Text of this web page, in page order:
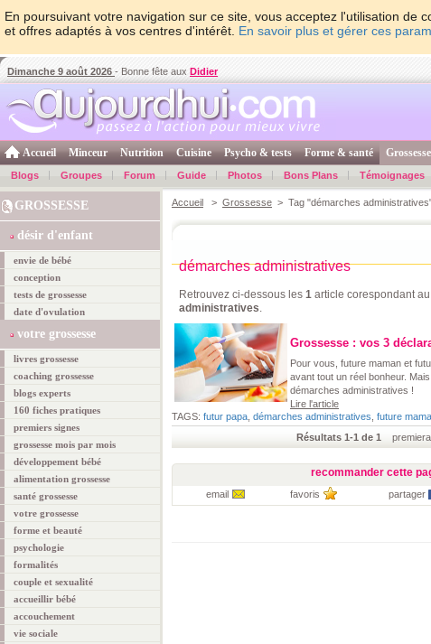
En poursuivant votre navigation sur ce site, vous acceptez l'utilisation de
et offres adaptés à vos centres d'intérêt. En savoir plus et gérer ces
Dimanche 9 août 2026 - Bonne fête aux Didier
Accueil Minceur Nutrition Cuisine Psycho & tests Forme & santé Grossesse
Blogs Groupes Forum Guide Photos Bons Plans Témoignages
GROSSESSE
désir d'enfant
envie de bébé
conception
tests de grossesse
date d'ovulation
votre grossesse
livres grossesse
coaching grossesse
blogs experts
160 fiches pratiques
premiers signes
grossesse mois par mois
développement bébé
alimentation grossesse
santé grossesse
votre grossesse
forme et beauté
psychologie
formalités
couple et sexualité
accueillir bébé
accouchement
vie sociale
Accueil > Grossesse > Tag "démarches
démarches administratives
Retrouvez ci-dessous les 1 article corespondant
administratives.
Grossesse : vos 3
Pour vous, future maman et
avant tout un réel bonheur.
démarches administratives !
Lire l'article
TAGS: futur papa démarches administratives future
Résultats 1-1 de 1
recommander cette
email favoris partager